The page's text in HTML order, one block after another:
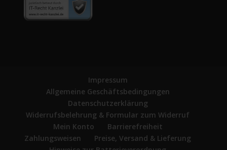
Impressum
Allgemeine Geschäftsbedingungen
Datenschutzerklärung
Widerrufsbelehrung & Formular zum Widerruf
Mein Konto
Barrierefreiheit
Zahlungsweisen
Preise, Versand & Lieferung